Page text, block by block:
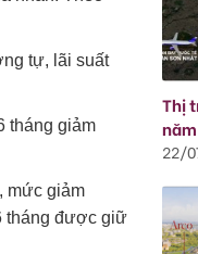
tự, lãi suất
tháng giảm
mức giảm
tháng được giữ
Thị
22/